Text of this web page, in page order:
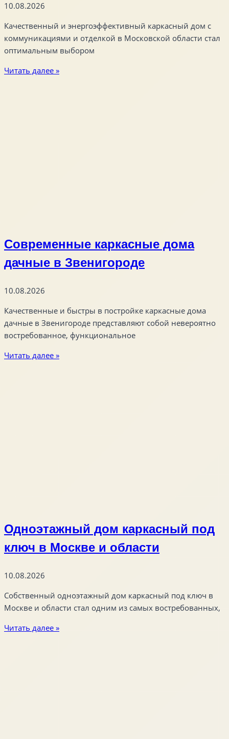
10.08.2026
Качественный и энергоэффективный каркасный дом с
коммуникациями и отделкой в Московской области стал
оптимальным выбором
Читать далее »
Современные каркасные дома
дачные в Звенигороде
10.08.2026
Качественные и быстры в постройке каркасные дома
дачные в Звенигороде представляют собой невероятно
востребованное, функциональное
Читать далее »
Одноэтажный дом каркасный под
ключ в Москве и области
10.08.2026
Собственный одноэтажный дом каркасный под ключ в
Москве и области стал одним из самых востребованных,
Читать далее »